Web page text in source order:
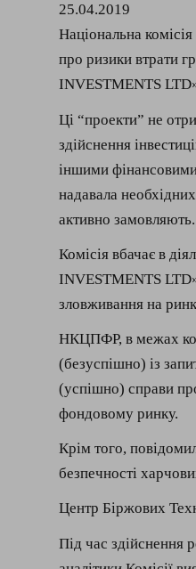
25.04.2019
Національна
про ризики втрати
INVESTMENTS
Ці “проекти” не
здійснення
іншими
надавала
активно замовляють.
Комісія вбачає в
INVESTMENTS
зловживання на
НКЦПФР, в межах
(безуспішно) із
(успішно) справи
фондовому ринку.
Крім того,
безпечності
Центр Біржових
Під час здійснення